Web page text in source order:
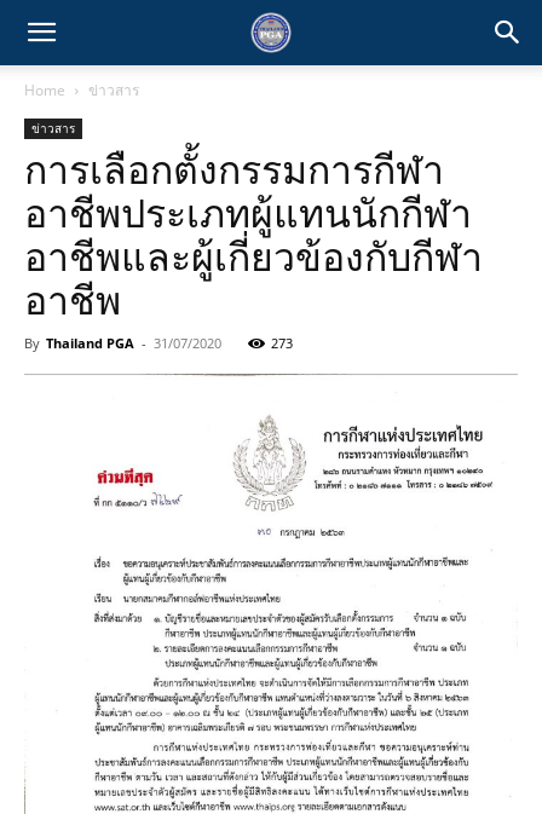
Home ข่าวสาร
ข่าวสาร
การเลือกตั้งกรรมการกีฬา
อาชีพประเภทผู้แทนนักกีฬา
อาชีพและผู้เกี่ยวข้องกับกีฬา
อาชีพ
By Thailand PGA - 31/07/2020 273